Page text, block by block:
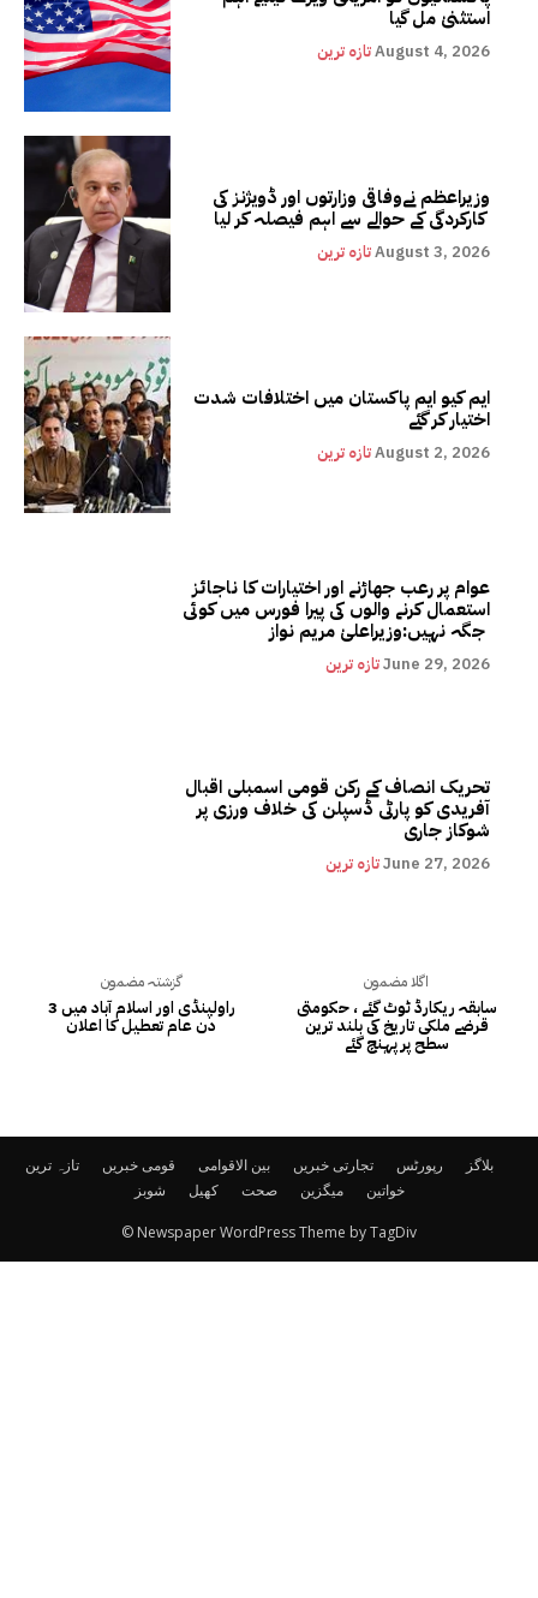
استثنیٰ مل گیا
تازہ ترینAugust 4, 2026
وزیراعظم نےوفاقی وزارتوں اور ڈویژنز کی
کارکردگی کے حوالے سے اہم فیصلہ کر لیا
تازہ ترینAugust 3, 2026
ایم کیو ایم پاکستان میں اختلافات شدت
اختیار کر گئے
تازہ ترینAugust 2, 2026
عوام پر رعب جھاڑنے اور اختیارات کا ناجائز
استعمال کرنے والوں کی پیرا فورس میں کوئی
تازہ ترینJune 29, 2026
تحریک انصاف کے رکن قومی اسمبلی اقبال
آفریدی کو پارٹی ڈسپلن کی خلاف ورزی پر
شوکاز جاری
تازہ ترینJune 27, 2026
گزشتہ مضمون
راولپنڈی اور اسلام آباد میں 3
دن عام تعطیل کا اعلان
اگلا مضمون
سابقہ ریکارڈ ٹوٹ گئے ، حکومتی
قرضے ملکی تاریخ کی بلند ترین
سطح پر پہنچ گئے
تازہ ترین قومی خبریں بین الاقوامی تجارتی خبریں رپورٹس
بلاگز
شوبز
کھیل صحت میگزین خواتین
© Newspaper WordPress Theme by TagDiv